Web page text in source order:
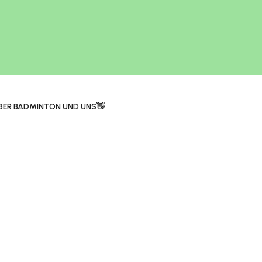
BADMINTON UND UNS👋